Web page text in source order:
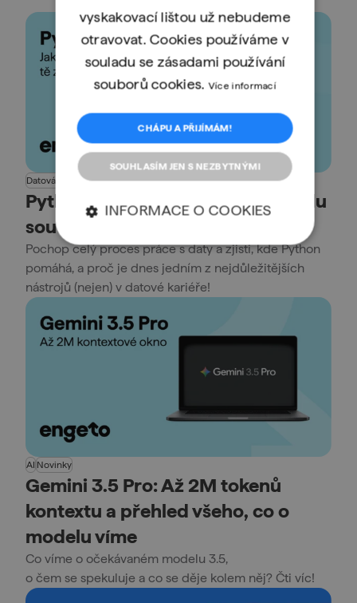
Datová analýzaKariéraProgramováníPython
Python a datová analýza: Jak spolu
souvisí a kam až tě zavedou
Pochop celý proces práce s daty a zjisti, kde Python
pomáhá, a proč je dnes jedním z nejdůležitějších
nástrojů (nejen) v datové kariéře!
AI Novinky
Gemini 3.5 Pro: Až 2M tokenů
kontextu a přehled všeho, co o
modelu víme
Co víme o očekávaném modelu 3.5,
o čem se spekuluje a co se děje kolem něj? Čti víc!
vyskakovací lištou už nebudeme
otravovat. Cookies používáme v
souladu se zásadami používání
souborů cookies.Více informací
CHÁPU A PŘIJÍMÁM!
SOUHLASÍM JEN S NEZBYTNÝMI
INFORMACE O COOKIES